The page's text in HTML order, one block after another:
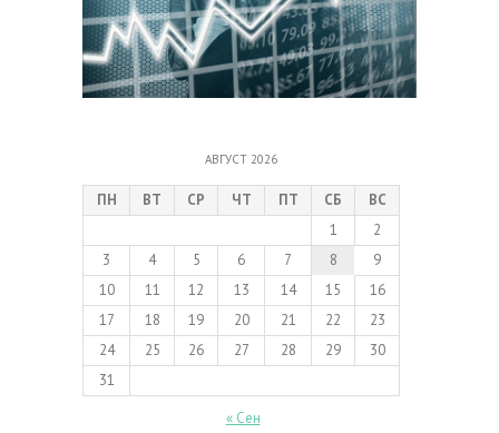
АВГУСТ 2026
ПН ВТ СР ЧТ ПТ СБ
ВС
1
2
3
4 5 6 7 8
9
10
11 12 13 14 15
16
17
18 19 20 21 22
23
24
25 26 27 28 29
30
31
« Сен